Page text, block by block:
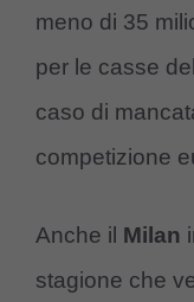
meno di 35
per le casse
caso di
competizione
Anche il Milan
stagione che